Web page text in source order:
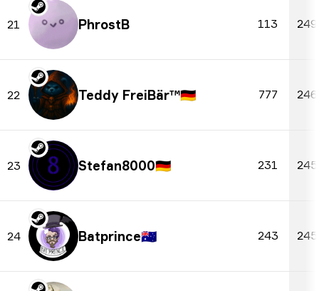
21 PhrostB 113
22 Teddy FreiBär™🇩🇪 777
23 Stefan8000🇩🇪 231
24 Batprince🇦🇺 243